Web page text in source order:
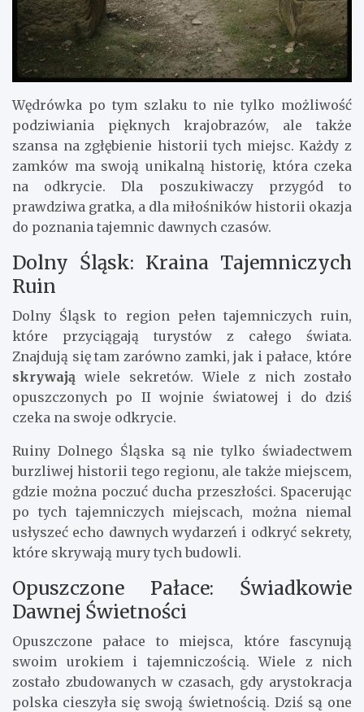
Wędrówka po tym szlaku to nie tylko możliwość
podziwiania pięknych krajobrazów, ale także
szansa na zgłębienie historii tych miejsc. Każdy z
zamków ma swoją unikalną historię, która czeka
na odkrycie. Dla poszukiwaczy przygód to
prawdziwa gratka, a dla miłośników historii okazja
do poznania tajemnic dawnych czasów.
Dolny Śląsk: Kraina Tajemniczych
Ruin
Dolny Śląsk to region pełen tajemniczych ruin,
które przyciągają turystów z całego świata.
Znajdują się tam zarówno zamki, jak i pałace, które
skrywają wiele sekretów. Wiele z nich zostało
opuszczonych po II wojnie światowej i do dziś
czeka na swoje odkrycie.
Ruiny Dolnego Śląska są nie tylko świadectwem
burzliwej historii tego regionu, ale także miejscem,
gdzie można poczuć ducha przeszłości. Spacerując
po tych tajemniczych miejscach, można niemal
usłyszeć echo dawnych wydarzeń i odkryć sekrety,
które skrywają mury tych budowli.
Opuszczone Pałace: Świadkowie
Dawnej Świetności
Opuszczone pałace to miejsca, które fascynują
swoim urokiem i tajemniczością. Wiele z nich
zostało zbudowanych w czasach, gdy arystokracja
polska cieszyła się swoją świetnością. Dziś są one